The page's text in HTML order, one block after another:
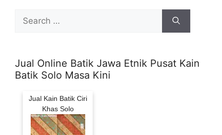
for:
Jual Online Batik Jawa Etnik Pusat Kain
Batik Solo Masa Kini
Jual Kain Batik Ciri
Khas Solo